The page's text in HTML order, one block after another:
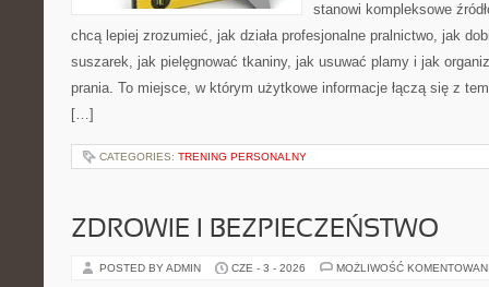
stanowi kompleksowe
chcą lepiej zrozumieć, jak działa profesjonalne pralnictwo, jak
suszarek, jak pielęgnować tkaniny, jak usuwać plamy i jak
prania. To miejsce, w którym użytkowe informacje łączą się z
[…]
CATEGORIES: TRENING PERSONALNY
ZDROWIE I BEZPIECZEŃSTWO
POSTED BY ADMIN CZE - 3 - 2026 MOŻLIWOŚĆ